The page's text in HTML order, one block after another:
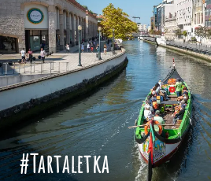
#Tartaletka